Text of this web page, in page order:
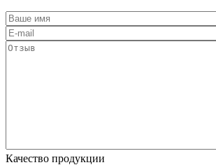
Качество продукции